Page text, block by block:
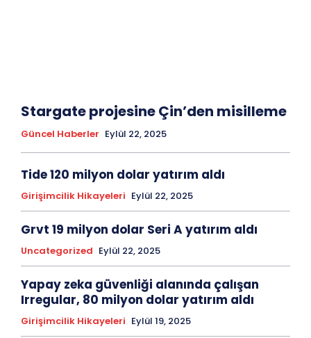
Stargate projesine Çin’den misilleme
Güncel Haberler Eylül 22, 2025
Tide 120 milyon dolar yatırım aldı
Girişimcilik Hikayeleri Eylül 22, 2025
Grvt 19 milyon dolar Seri A yatırım aldı
Uncategorized Eylül 22, 2025
Yapay zeka güvenliği alanında çalışan
Irregular, 80 milyon dolar yatırım aldı
Girişimcilik Hikayeleri Eylül 19, 2025